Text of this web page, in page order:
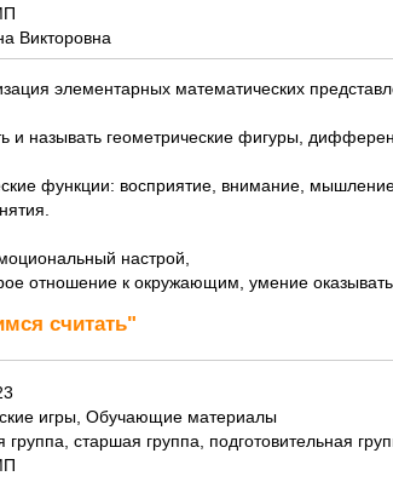
Викторовна
элементарных математических
и называть геометрические фигуры,
функции: восприятие, внимание,
настрой,
отношение к окружающим, умение
считать"
игры, Обучающие материалы
группа, старшая группа, подготовительная